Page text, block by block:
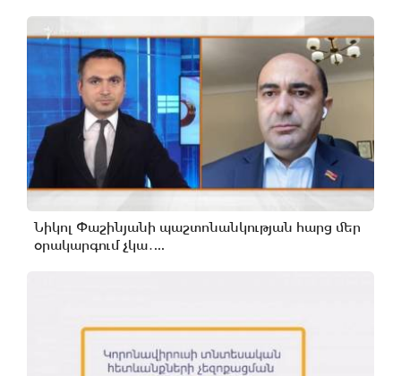
Նիկոլ Փաշինյանի պաշտոնանկության հարց մեր
օրակարգում չկա․...